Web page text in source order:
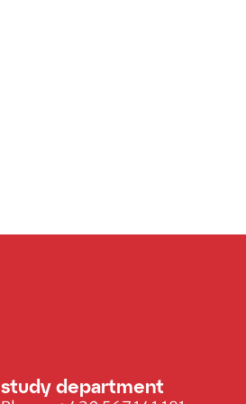
study department